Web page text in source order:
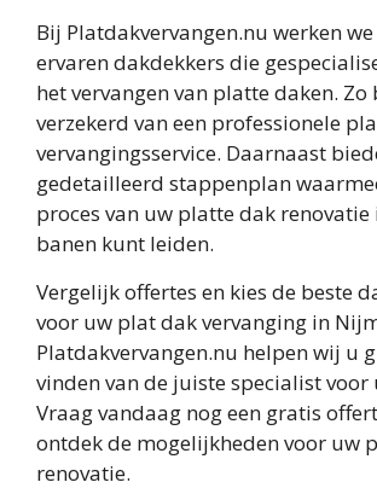
Bij Platdakvervangen.nu werken
ervaren dakdekkers die
het vervangen van platte daken. Zo
verzekerd van een professionele
vervangingsservice. Daarnaast
gedetailleerd stappenplan
proces van uw platte dak renovatie
banen kunt leiden.
Vergelijk offertes en kies de beste
voor uw plat dak vervanging in
Platdakvervangen.nu helpen wij u
vinden van de juiste specialist voor
Vraag vandaag nog een gratis
ontdek de mogelijkheden voor uw
renovatie.